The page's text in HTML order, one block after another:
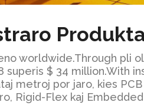
worldwide.Through pli
superis $ 34 million.With
metroj por jaro, kies
Rigid-Flex kaj